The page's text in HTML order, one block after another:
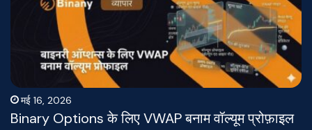
मई 16, 2026
Binary Options के लिए VWAP बनाम वॉल्यूम प्रोफ़ाइल